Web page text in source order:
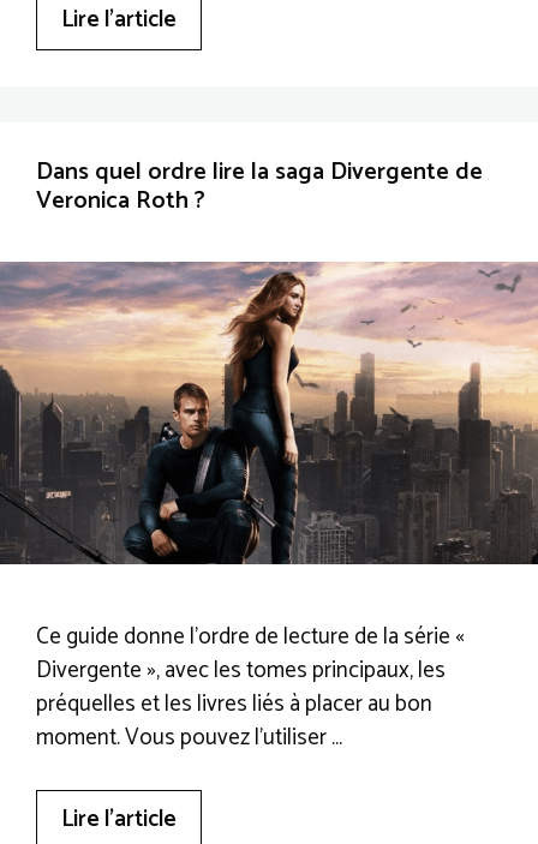
Lire l’article
Dans quel ordre lire la saga Divergente de
Veronica Roth ?
Ce guide donne l’ordre de lecture de la série «
Divergente », avec les tomes principaux, les
préquelles et les livres liés à placer au bon
moment. Vous pouvez l’utiliser …
Lire l’article